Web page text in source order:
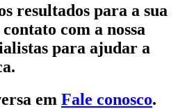
resultados para a sua
com a nossa
para ajudar a
em Fale conosco.